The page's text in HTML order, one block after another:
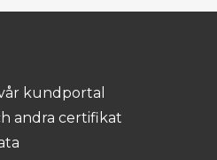
kundportal
andra certifikat